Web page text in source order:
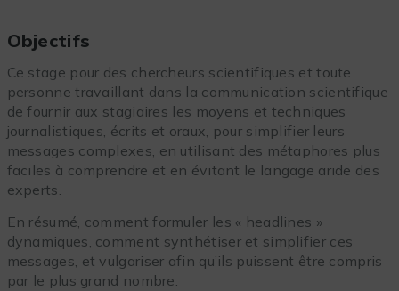
Objectifs
Ce stage pour des chercheurs scientifiques et toute
personne travaillant dans la communication scientifique
de fournir aux stagiaires les moyens et techniques
journalistiques, écrits et oraux, pour simplifier leurs
messages complexes, en utilisant des métaphores plus
faciles à comprendre et en évitant le langage aride des
experts.
En résumé, comment formuler les « headlines »
dynamiques, comment synthétiser et simplifier ces
messages, et vulgariser afin qu’ils puissent être compris
par le plus grand nombre.